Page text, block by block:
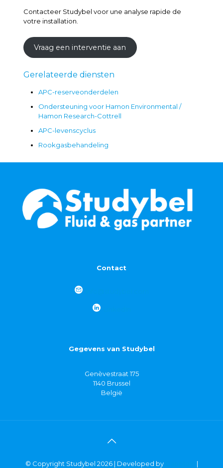
Contacteer Studybel voor une analyse rapide de
votre installation.
Vraag een interventie aan
Gerelateerde diensten
APC-reserveonderdelen
Ondersteuning voor Hamon Environmental /
Hamon Research-Cottrell
APC-levenscyclus
Rookgasbehandeling
Contact
Gegevens van Studybel
Genèvestraat 175
1140 Brussel
België
© Copyright Studybel 2026 | Developed by |